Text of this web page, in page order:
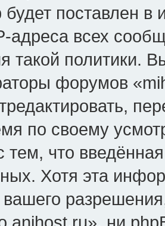
поставлен в
адреса всех
такой политики.
форумов
по своему
тем, что
Хотя эта